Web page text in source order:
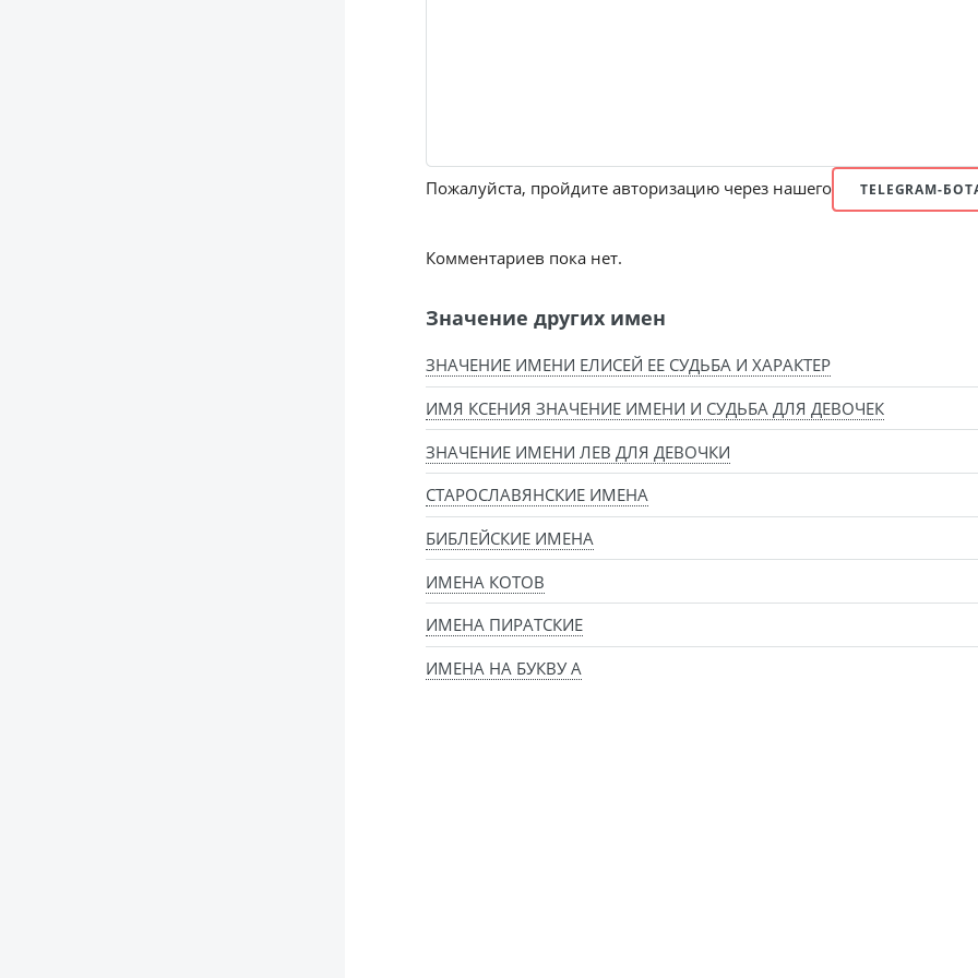
Пожалуйста, пройдите авторизацию через нашего TELEGRAM-
Комментариев пока нет.
Значение других имен
ЗНАЧЕНИЕ ИМЕНИ ЕЛИСЕЙ ЕЕ СУДЬБА И ХАРАКТЕР
ИМЯ КСЕНИЯ ЗНАЧЕНИЕ ИМЕНИ И СУДЬБА ДЛЯ ДЕВОЧЕК
ЗНАЧЕНИЕ ИМЕНИ ЛЕВ ДЛЯ ДЕВОЧКИ
СТАРОСЛАВЯНСКИЕ ИМЕНА
БИБЛЕЙСКИЕ ИМЕНА
ИМЕНА КОТОВ
ИМЕНА ПИРАТСКИЕ
ИМЕНА НА БУКВУ А